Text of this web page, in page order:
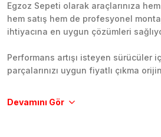
Egzoz Sepeti olarak araçlarınıza
hem satış hem de profesyonel
ihtiyacına en uygun çözümleri
Performans artışı isteyen sürücüler
parçalarınızı uygun fiyatlı çıkma
Tüm ürünlerimiz orijinal, dayanıklı